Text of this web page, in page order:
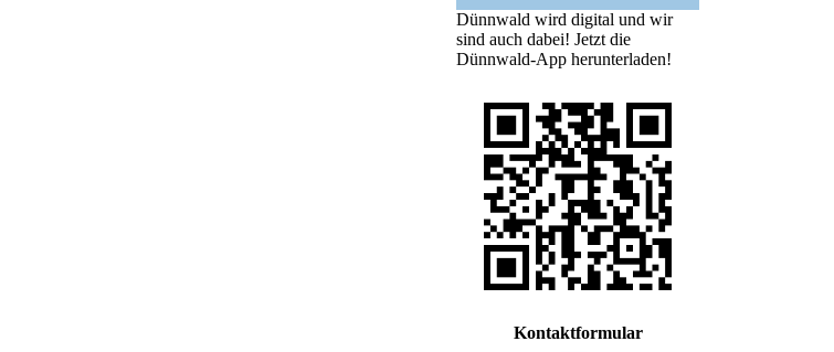
Dünnwald wird digital und wir
sind auch dabei! Jetzt die
Dünnwald-App herunterladen!
Kontaktformular